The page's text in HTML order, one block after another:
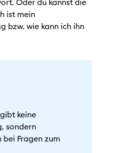
ist mein
bzw. wie kann ich ihn
keine
sondern
Fragen zum